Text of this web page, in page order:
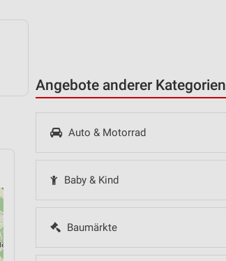
Angebote anderer Kategorien
Auto & Motorrad
Baby & Kind
Baumärkte